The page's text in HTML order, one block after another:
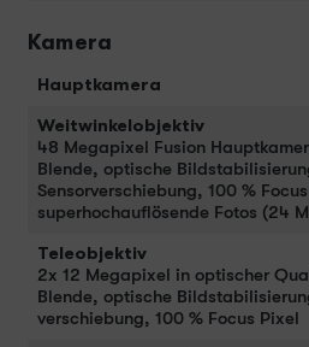
Kamera
Hauptkamera
Weitwinkelobjektiv
48 Megapixel Fusion
Blende, optische
Sensorverschiebung, 100 %
super­hoch­auflösende Fotos (24
Teleobjektiv
2x 12 Megapixel in optischer
Blende, optische
verschiebung, 100 % Focus Pixel